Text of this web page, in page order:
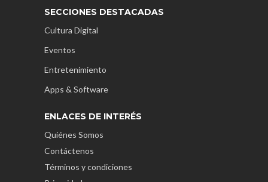
SECCIONES DESTACADAS
Cultura Digital
Eventos
Entretenimiento
Apps & Software
ENLACES DE INTERÉS
Quiénes Somos
Contáctenos
Términos y condiciones